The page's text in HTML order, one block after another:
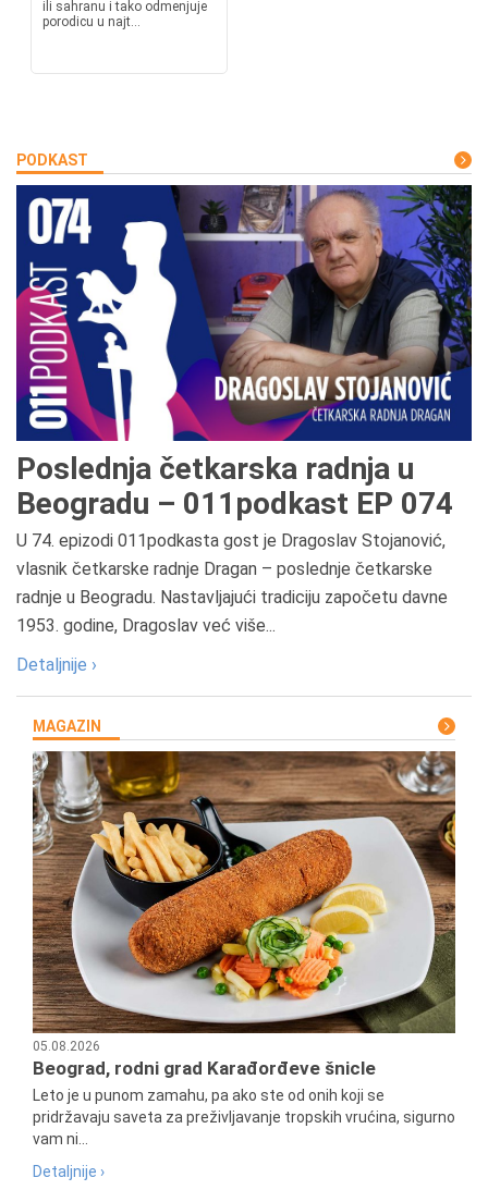
ili sahranu i tako odmenjuje
porodicu u najt...
PODKAST
Poslednja četkarska radnja u
Beogradu – 011podkast EP 074
U 74. epizodi 011podkasta gost je Dragoslav Stojanović,
vlasnik četkarske radnje Dragan – poslednje četkarske
radnje u Beogradu. Nastavljajući tradiciju započetu davne
1953. godine, Dragoslav već više...
Detaljnije ›
MAGAZIN
05.08.2026
Beograd, rodni grad Karađorđeve šnicle
Leto je u punom zamahu, pa ako ste od onih koji se
pridržavaju saveta za preživljavanje tropskih vrućina, sigurno
vam ni...
Detaljnije ›